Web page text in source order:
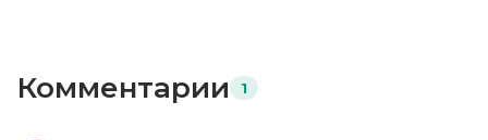
Комментарии 1